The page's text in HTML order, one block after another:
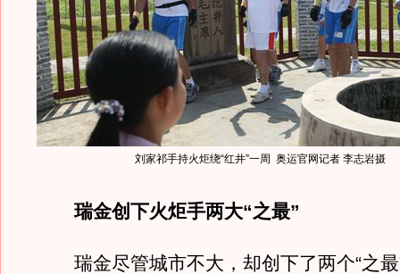
刘家祁手持火炬绕“红井”一周 奥运官网记者 李志岩摄
瑞金创下火炬手两大“之最”
瑞金尽管城市不大，却创下了两个“之最